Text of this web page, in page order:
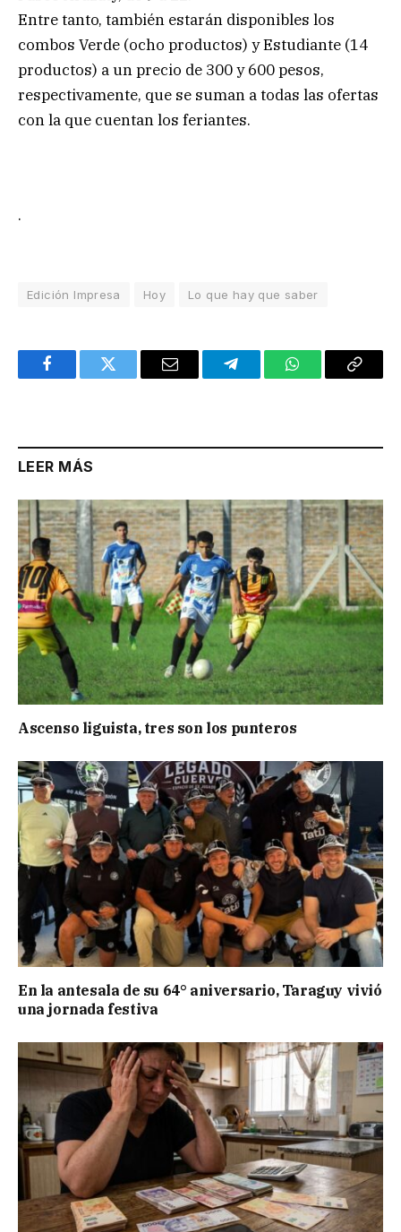
Entre tanto, también estarán disponibles los
combos Verde (ocho productos) y Estudiante (14
productos) a un precio de 300 y 600 pesos,
respectivamente, que se suman a todas las ofertas
con la que cuentan los feriantes.
.
Edición Impresa Hoy Lo que hay que saber
FacebookTwitter Email TelegramWhatsAppCopy
LEER MÁS
Ascenso liguista, tres son los punteros
En la antesala de su 64° aniversario, Taraguy vivió
una jornada festiva